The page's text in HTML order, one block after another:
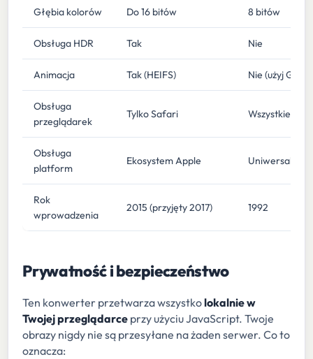
Głębia kolorów Do 16 bitów 8 bitów
Obsługa HDR Tak Nie
Animacja Tak (HEIFS) Nie (użyj GIF/
Obsługa
przeglądarek
Tylko Safari Wszystkie
Obsługa
platform
Ekosystem Apple Uniwersalna
Rok
wprowadzenia
2015 (przyjęty 2017) 1992
Prywatność i bezpieczeństwo
Ten konwerter przetwarza wszystkolokalnie w
Twojej przeglądarce przy użyciu JavaScript. Twoje
obrazy nigdy nie są przesyłane na żaden serwer. Co to
oznacza: